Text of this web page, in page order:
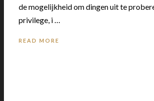
de mogelijkheid om dingen uit te
privilege, i …
READ MORE